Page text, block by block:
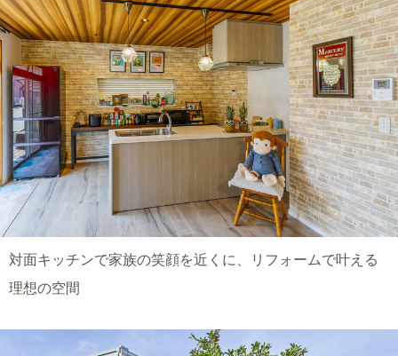
対面キッチンで家族の笑顔を近くに、リフォームで叶える
理想の空間